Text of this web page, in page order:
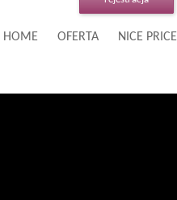
HOME OFERTA NICE PRICE